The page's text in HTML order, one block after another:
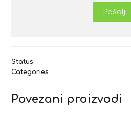
Pošalji
Status
Categories
Povezani proizvodi